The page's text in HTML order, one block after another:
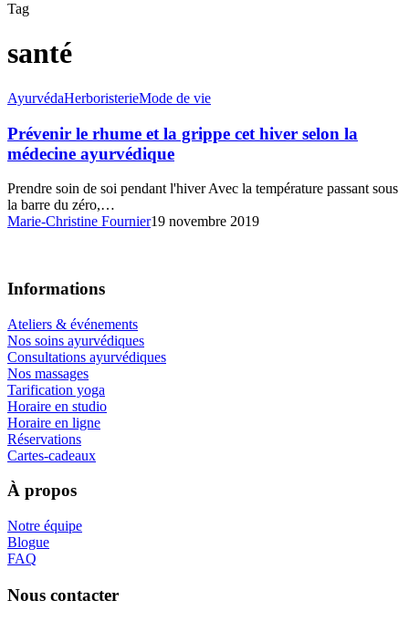
Tag
santé
Prévenir
rhume
et
la
cet
hiver
selon
AyurvédaHerboristerieMode de vie
Prévenir le rhume et la grippe cet hiver selon la
médecine ayurvédique
Prendre soin de soi pendant l'hiver Avec la température passant sous
la barre du zéro,…
Marie-Christine Fournier19 novembre 2019
Informations
Ateliers & événements
Nos soins ayurvédiques
Consultations ayurvédiques
Nos massages
Tarification yoga
Horaire en studio
Horaire en ligne
Réservations
Cartes-cadeaux
À propos
Notre équipe
Blogue
FAQ
Nous contacter